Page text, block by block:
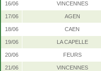
16/06 VINCENNES
17/06 AGEN
18/06 CAEN
19/06 LA CAPELLE
20/06 FEURS
21/06 VINCENNES